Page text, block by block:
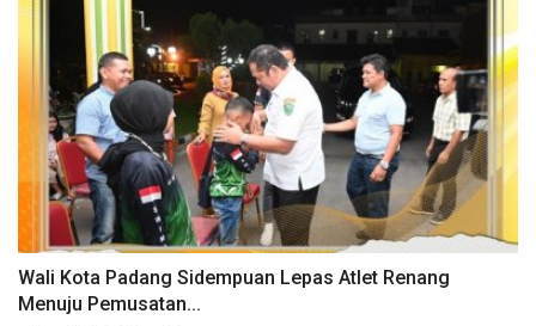
Wali Kota Padang Sidempuan Lepas Atlet Renang
Menuju Pemusatan...